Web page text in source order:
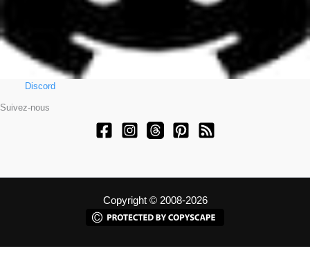
Discord
Suivez-nous
Copyright © 2008-2026